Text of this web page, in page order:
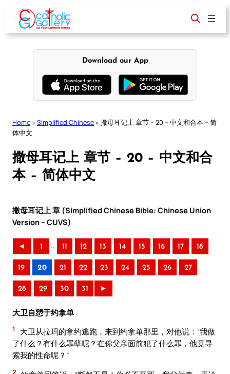
content
Download our App
Home » Simplified Chinese » 撒母耳记上 章节 – 20 – 中文和合本 – 简
体中文
撒母耳记上 章节 – 20 – 中文和合
本 – 简体中文
撒母耳记上 章 (Simplified Chinese Bible: Chinese Union
Version – CUVS)
◄ 1 .. 11 12 13 14 15 16 17 18
19 20 21 22 23 24 25 26 27
28 29 30 31 ►
大卫自愬于约拿单
1
大卫从拉玛的拿约逃跑，来到约拿单那里，对他说：“我做
了什么？有什么罪孽呢？在你父亲面前犯了什么罪，他竟寻
索我的性命呢？”
2